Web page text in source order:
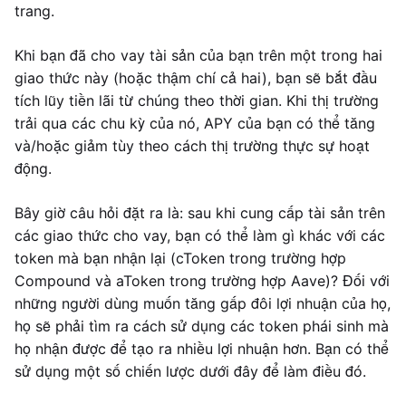
trang.
Khi bạn đã cho vay tài sản của bạn trên một trong hai
giao thức này (hoặc thậm chí cả hai), bạn sẽ bắt đầu
tích lũy tiền lãi từ chúng theo thời gian. Khi thị trường
trải qua các chu kỳ của nó, APY của bạn có thể tăng
và/hoặc giảm tùy theo cách thị trường thực sự hoạt
động.
Bây giờ câu hỏi đặt ra là: sau khi cung cấp tài sản trên
các giao thức cho vay, bạn có thể làm gì khác với các
token mà bạn nhận lại (cToken trong trường hợp
Compound và aToken trong trường hợp Aave)? Đối với
những người dùng muốn tăng gấp đôi lợi nhuận của họ,
họ sẽ phải tìm ra cách sử dụng các token phái sinh mà
họ nhận được để tạo ra nhiều lợi nhuận hơn. Bạn có thể
sử dụng một số chiến lược dưới đây để làm điều đó.